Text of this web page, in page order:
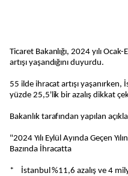
Ticaret Bakanlığı, 2024 yılı
artışı yaşandığını duyurdu.
55 ilde ihracat artışı
yüzde 25,5'lik bir azalış dikkat
Bakanlık tarafından yapılan
"2024 Yılı Eylül Ayında Geçen
Bazında İhracatta
* İstanbul %11,6 azalış ve 4